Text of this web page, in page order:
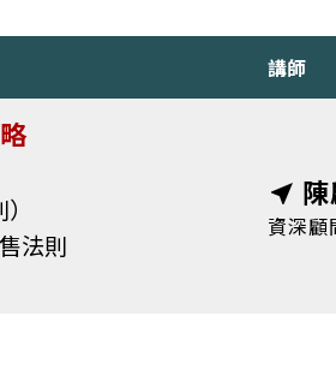
講師
法則
near_me
資深顧